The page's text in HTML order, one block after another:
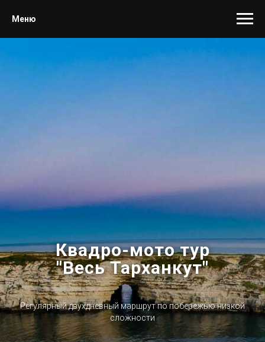
Меню
Квадро-мото тур
"Весь Тарханкут"
Регулярный двухдневный маршрут по побережью низкой
сложности